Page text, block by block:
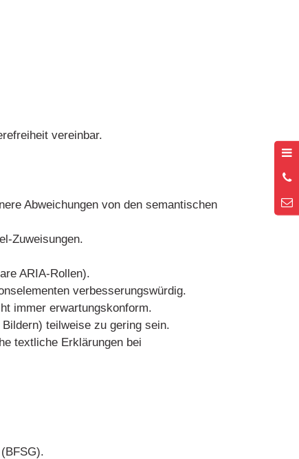
vereinbar.
Abweichungen von den semantischen
Zuweisungen.
ARIA-Rollen).
verbesserungswürdig.
immer erwartungskonform.
teilweise zu gering sein.
textliche Erklärungen bei